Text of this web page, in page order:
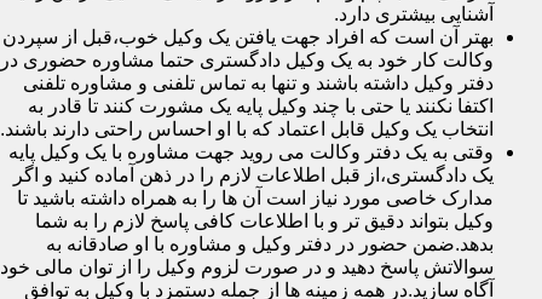
آشنایی بیشتری دارد.
بهتر آن است که افراد جهت یافتن یک وکیل خوب،قبل از سپردن
وکالت کار خود به یک وکیل دادگستری حتما مشاوره حضوری در
دفتر وکیل داشته باشند و تنها به تماس تلفنی و مشاوره تلفنی
اکتفا نکنند یا حتی با چند وکیل پایه یک مشورت کنند تا قادر به
انتخاب یک وکیل قابل اعتماد که با او احساس راحتی دارند باشند.
وقتی به یک دفتر وکالت می روید جهت مشاوره با یک وکیل پایه
یک دادگستری،از قبل اطلاعات لازم را در ذهن آماده کنید و اگر
مدارک خاصی مورد نیاز است آن ها را به همراه داشته باشید تا
وکیل بتواند دقیق تر و با اطلاعات کافی پاسخ لازم را به شما
بدهد.ضمن حضور در دفتر وکیل و مشاوره با او صادقانه به
سوالاتش پاسخ دهید و در صورت لزوم وکیل را از توان مالی خود
آگاه سازید.در همه زمینه ها از جمله دستمزد با وکیل به توافق